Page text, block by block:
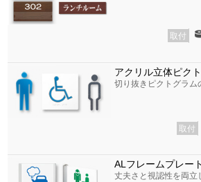
取付
アクリル立体ピクト
切り抜きピクトグラム
取付
ALフレームプレート
丈夫さと視認性を両立